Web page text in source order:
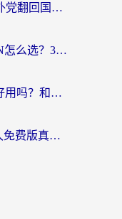
ExpressVPN中国能用吗？海外党翻回国内的加速器选择指南（附番茄加速器实测）
海外党必看：便宜好用的VPN怎么选？3步解决回国访问难题+Steam改区技巧
海外党实测：ChickCN VPN好用吗？和OurPlay VPN对比哪个回国效果更好？附避坑指南
海外党必看：应用加速器永久免费版真的靠谱吗？教你选对回国加速器无缝刷国内资源